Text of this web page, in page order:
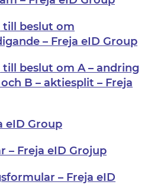
till beslut om
– Freja eID Group
beslut om A – andring
B – aktiesplit – Freja
eID Group
– Freja eID Grojup
– Freja eID